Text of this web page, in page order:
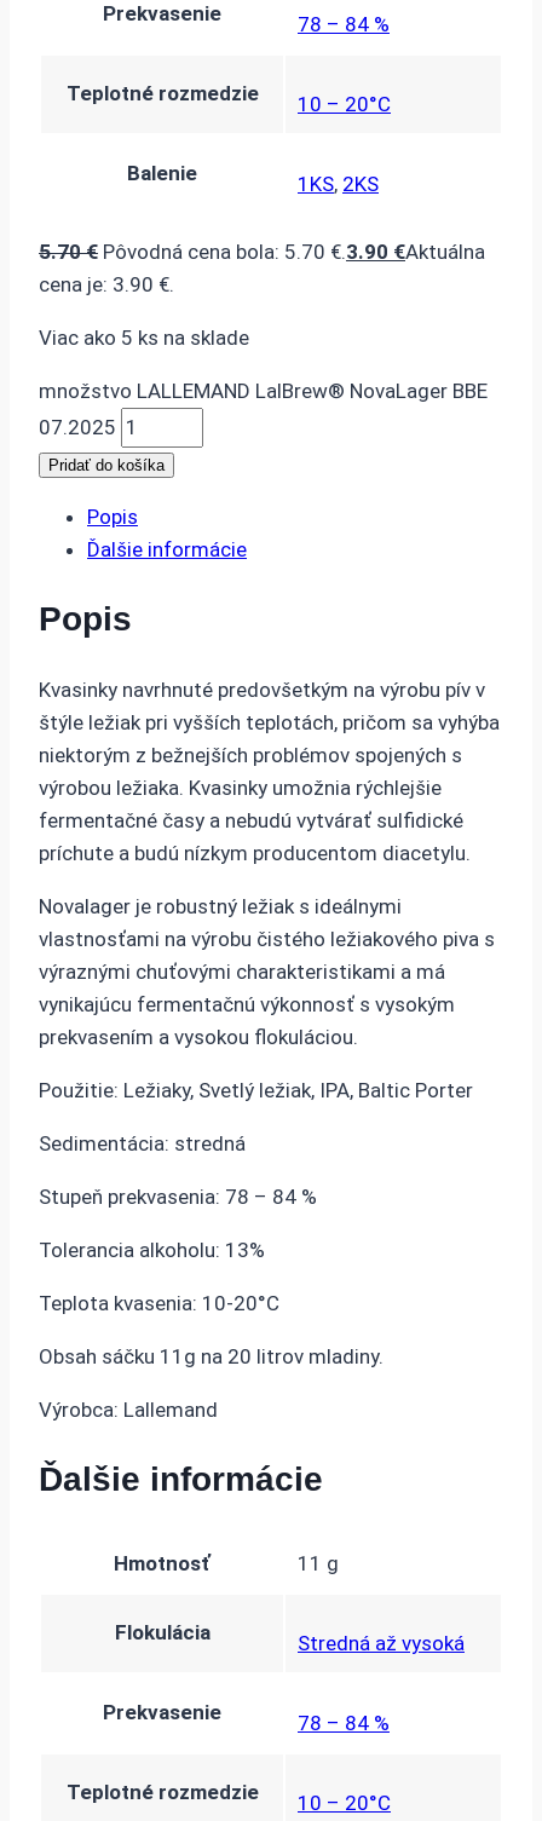
Prekvasenie 78 – 84 %
Teplotné rozmedzie 10 – 20°C
Balenie 1KS, 2KS
5.70€ Pôvodná cena bola: 5.70 €.3.90 €Aktuálna
cena je: 3.90 €.
Viac ako 5 ks na sklade
množstvo LALLEMAND LalBrew® NovaLager BBE
07.2025
Pridať do košíka
Popis
Ďalšie informácie
Popis
Kvasinky navrhnuté predovšetkým na výrobu pív v
štýle ležiak pri vyšších teplotách, pričom sa vyhýba
niektorým z bežnejších problémov spojených s
výrobou ležiaka. Kvasinky umožnia rýchlejšie
fermentačné časy a nebudú vytvárať sulfidické
príchute a budú nízkym producentom diacetylu.
Novalager je robustný ležiak s ideálnymi
vlastnosťami na výrobu čistého ležiakového piva s
výraznými chuťovými charakteristikami a má
vynikajúcu fermentačnú výkonnosť s vysokým
prekvasením a vysokou flokuláciou.
Použitie: Ležiaky, Svetlý ležiak, IPA, Baltic Porter
Sedimentácia: stredná
Stupeň prekvasenia: 78 – 84 %
Tolerancia alkoholu: 13%
Teplota kvasenia: 10-20°C
Obsah sáčku 11g na 20 litrov mladiny.
Výrobca: Lallemand
Ďalšie informácie
Hmotnosť 11 g
Flokulácia Stredná až vysoká
Prekvasenie 78 – 84 %
Teplotné rozmedzie 10 – 20°C